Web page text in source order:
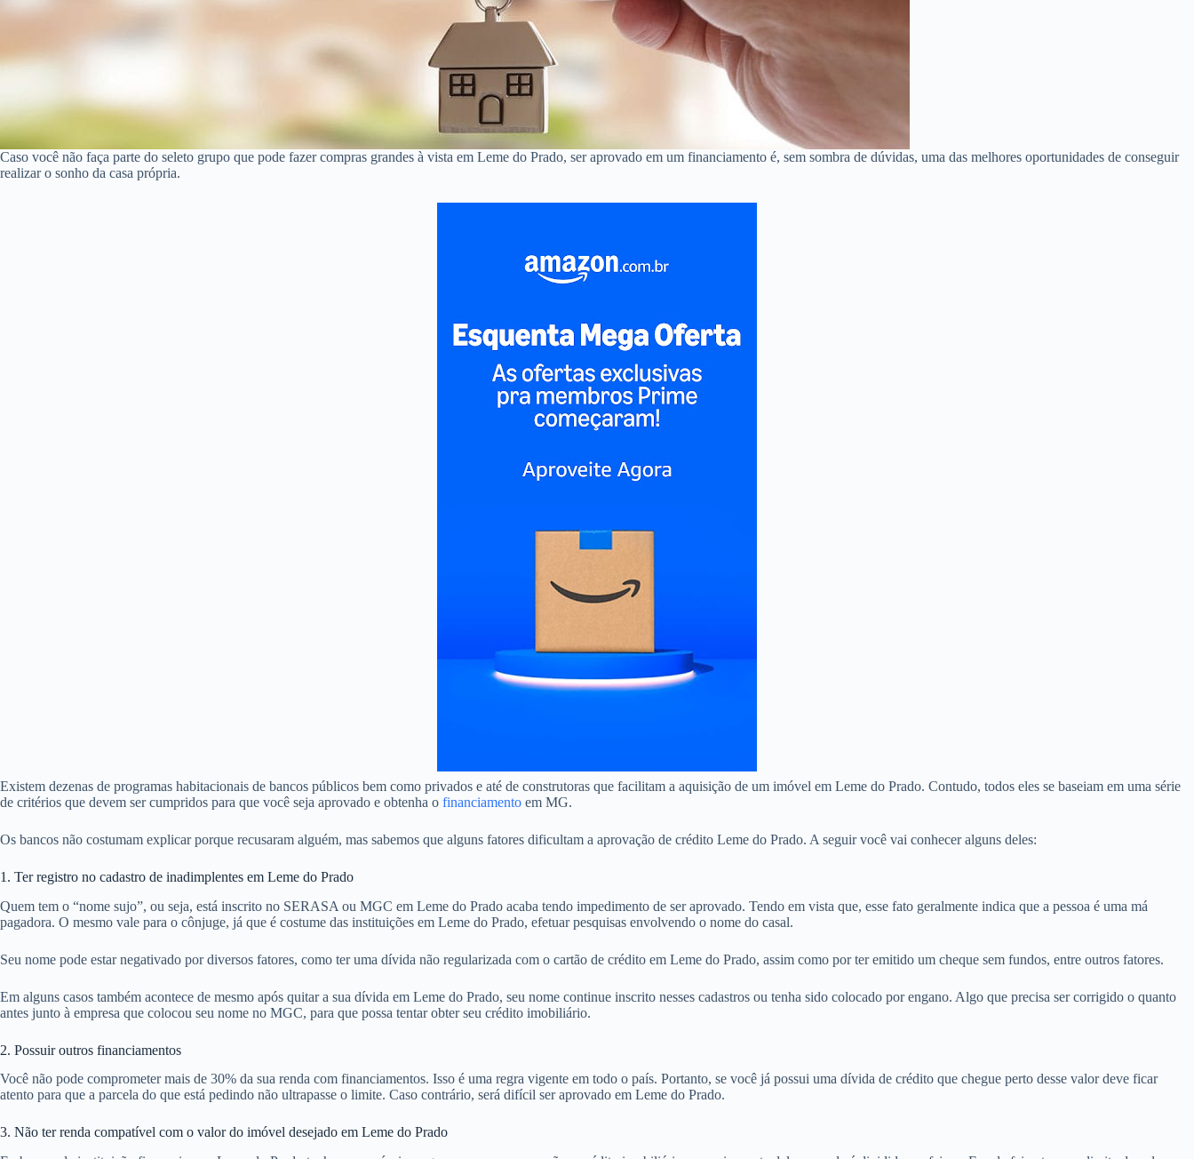
Caso você não faça parte do seleto grupo que pode fazer compras grandes à vista em Leme do Prado, ser aprovado em um financiamento é, sem sombra de dúvidas, uma das melhores oportunidades de conseguir
realizar o sonho da casa própria.
Existem dezenas de programas habitacionais de bancos públicos bem como privados e até de construtoras que facilitam a aquisição de um imóvel em Leme do Prado. Contudo, todos eles se baseiam em uma série
de critérios que devem ser cumpridos para que você seja aprovado e obtenha o financiamento em MG.
Os bancos não costumam explicar porque recusaram alguém, mas sabemos que alguns fatores dificultam a aprovação de crédito Leme do Prado. A seguir você vai conhecer alguns deles:
1. Ter registro no cadastro de inadimplentes em Leme do Prado
Quem tem o “nome sujo”, ou seja, está inscrito no SERASA ou MGC em Leme do Prado acaba tendo impedimento de ser aprovado. Tendo em vista que, esse fato geralmente indica que a pessoa é uma má
pagadora. O mesmo vale para o cônjuge, já que é costume das instituições em Leme do Prado, efetuar pesquisas envolvendo o nome do casal.
Seu nome pode estar negativado por diversos fatores, como ter uma dívida não regularizada com o cartão de crédito em Leme do Prado, assim como por ter emitido um cheque sem fundos, entre outros fatores.
Em alguns casos também acontece de mesmo após quitar a sua dívida em Leme do Prado, seu nome continue inscrito nesses cadastros ou tenha sido colocado por engano. Algo que precisa ser corrigido o quanto
antes junto à empresa que colocou seu nome no MGC, para que possa tentar obter seu crédito imobiliário.
2. Possuir outros financiamentos
Você não pode comprometer mais de 30% da sua renda com financiamentos. Isso é uma regra vigente em todo o país. Portanto, se você já possui uma dívida de crédito que chegue perto desse valor deve ficar
atento para que a parcela do que está pedindo não ultrapasse o limite. Caso contrário, será difícil ser aprovado em Leme do Prado.
3. Não ter renda compatível com o valor do imóvel desejado em Leme do Prado